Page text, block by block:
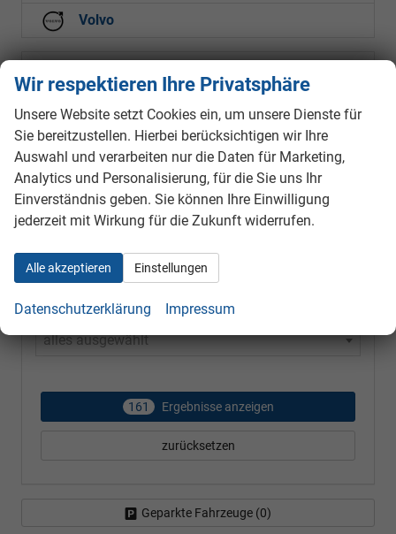
Volvo
Marke
alles ausgewählt
Modell
alles ausgewählt
alles ausgewählt
Getriebeart
alles ausgewählt
161 Ergebnisse anzeigen
zurücksetzen
Geparkte Fahrzeuge (0)
Wir respektieren Ihre Privatsphäre
Unsere Website setzt Cookies ein, um unsere Dienste für
Sie bereitzustellen. Hierbei berücksichtigen wir Ihre
Auswahl und verarbeiten nur die Daten für Marketing,
Analytics und Personalisierung, für die Sie uns Ihr
Einverständnis geben. Sie können Ihre Einwilligung
jederzeit mit Wirkung für die Zukunft widerrufen.
Alle akzeptieren Einstellungen
Datenschutzerklärung Impressum